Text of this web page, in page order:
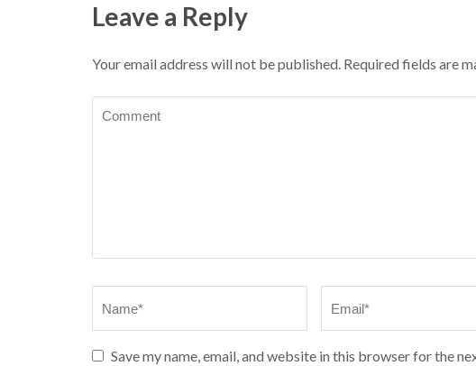
Leave a Reply
Your email address will not be published. Required fields are
Save my name, email, and website in this browser for the